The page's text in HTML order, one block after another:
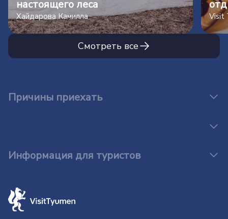
настоящего леса
Хайдарова Камилла Visit
Смотреть все
Причины приехать
Информация для туристов